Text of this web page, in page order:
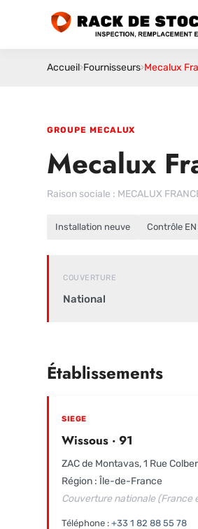
Accueil›Fournisseurs›Mecalux
GROUPE MECALUX
Mecalux
Raison sociale : MECALUX
Installation neuve Contrôle
COUVERTURE
National
Établissements
SIEGE
Wissous · 91
ZAC de Montavas, 1 Rue
Région : Île-de-France
Couverture nationale (France
Téléphone : +33 1 82 88 55 78